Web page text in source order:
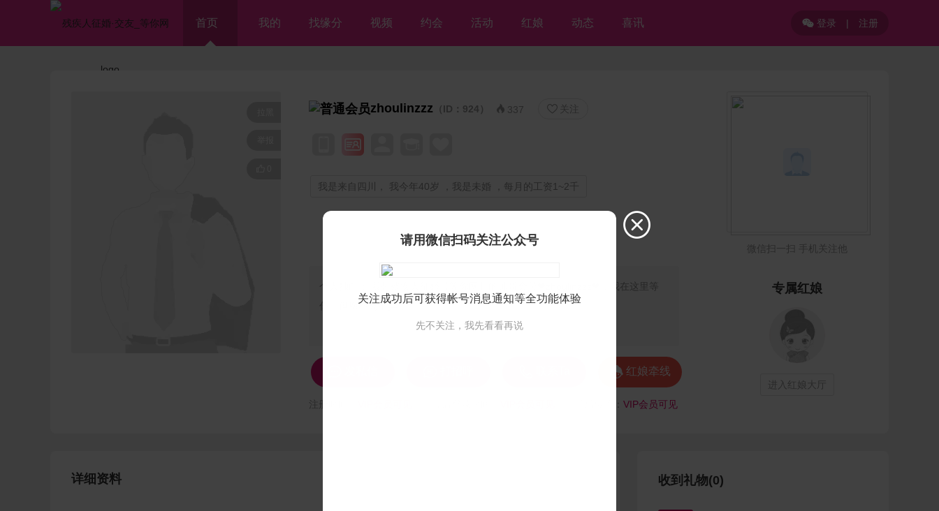
首页 我的 找缘分 视频 约会 活动 红娘 动态 喜讯 登录 | 注册
zhoulinzzz （ID：924）  337  关注
我是来自四川， 我今年40岁 ，我是未婚 ，每月的工资1~2千
个人独白：
我是残疾人征婚【等你网】的帅哥会员❤zhoulinzzz❤，我在这里等
你，但愿不离不弃💘
 红娘牵线
VIP会员可见
微信扫一扫 手机关注他
专属红娘
进入红娘大厅
详细资料 收到礼物(0)

请用微信扫码关注公众号
关注成功后可获得帐号消息通知等全功能体验
先不关注，我先看看再说